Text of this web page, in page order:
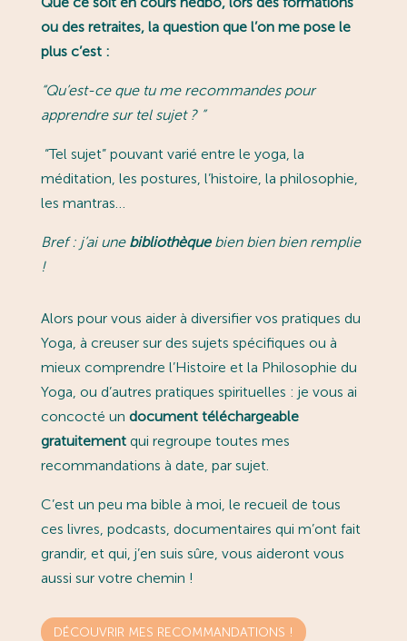
ou des retraites, la question que l’on me pose le
plus c’est :
“Qu’est-ce que tu me recommandes pour
apprendre sur tel sujet ? ”
“Tel sujet” pouvant varié entre le yoga, la
méditation, les postures, l’histoire, la philosophie,
les mantras…
Bref : j’ai une bibliothèquebien bien bien remplie
!
Alors pour vous aider à diversifier vos pratiques du
Yoga, à creuser sur des sujets spécifiques ou à
mieux comprendre l’Histoire et la Philosophie du
Yoga, ou d’autres pratiques spirituelles : je vous ai
concocté un document téléchargeable
gratuitementqui regroupe toutes mes
recommandations à date, par sujet.
C’est un peu ma bible à moi, le recueil de tous
ces livres, podcasts, documentaires qui m’ont fait
grandir, et qui, j’en suis sûre, vous aideront vous
aussi sur votre chemin !
DÉCOUVRIR MES RECOMMANDATIONS !